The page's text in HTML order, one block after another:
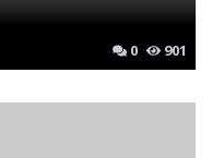
0 901